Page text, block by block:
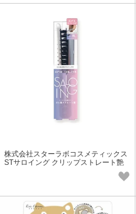
株式会社スターラボコスメティックス
STサロイング クリップストレート艶